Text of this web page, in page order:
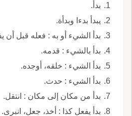
بدأ.
يبدأ بدءا وبدأة.
بدأ الشيء أو به : فعله قبل أن
بدأ بالشيء : قدمه.
بدأ الشيء : خلقه، أوجده.
بدأ الشيء : حدث.
بدأ من مكان إلى مكان : انتقل.
بدأ يفعل كذا : أخذ، جعل، انبرى.